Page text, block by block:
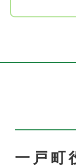
一戸町